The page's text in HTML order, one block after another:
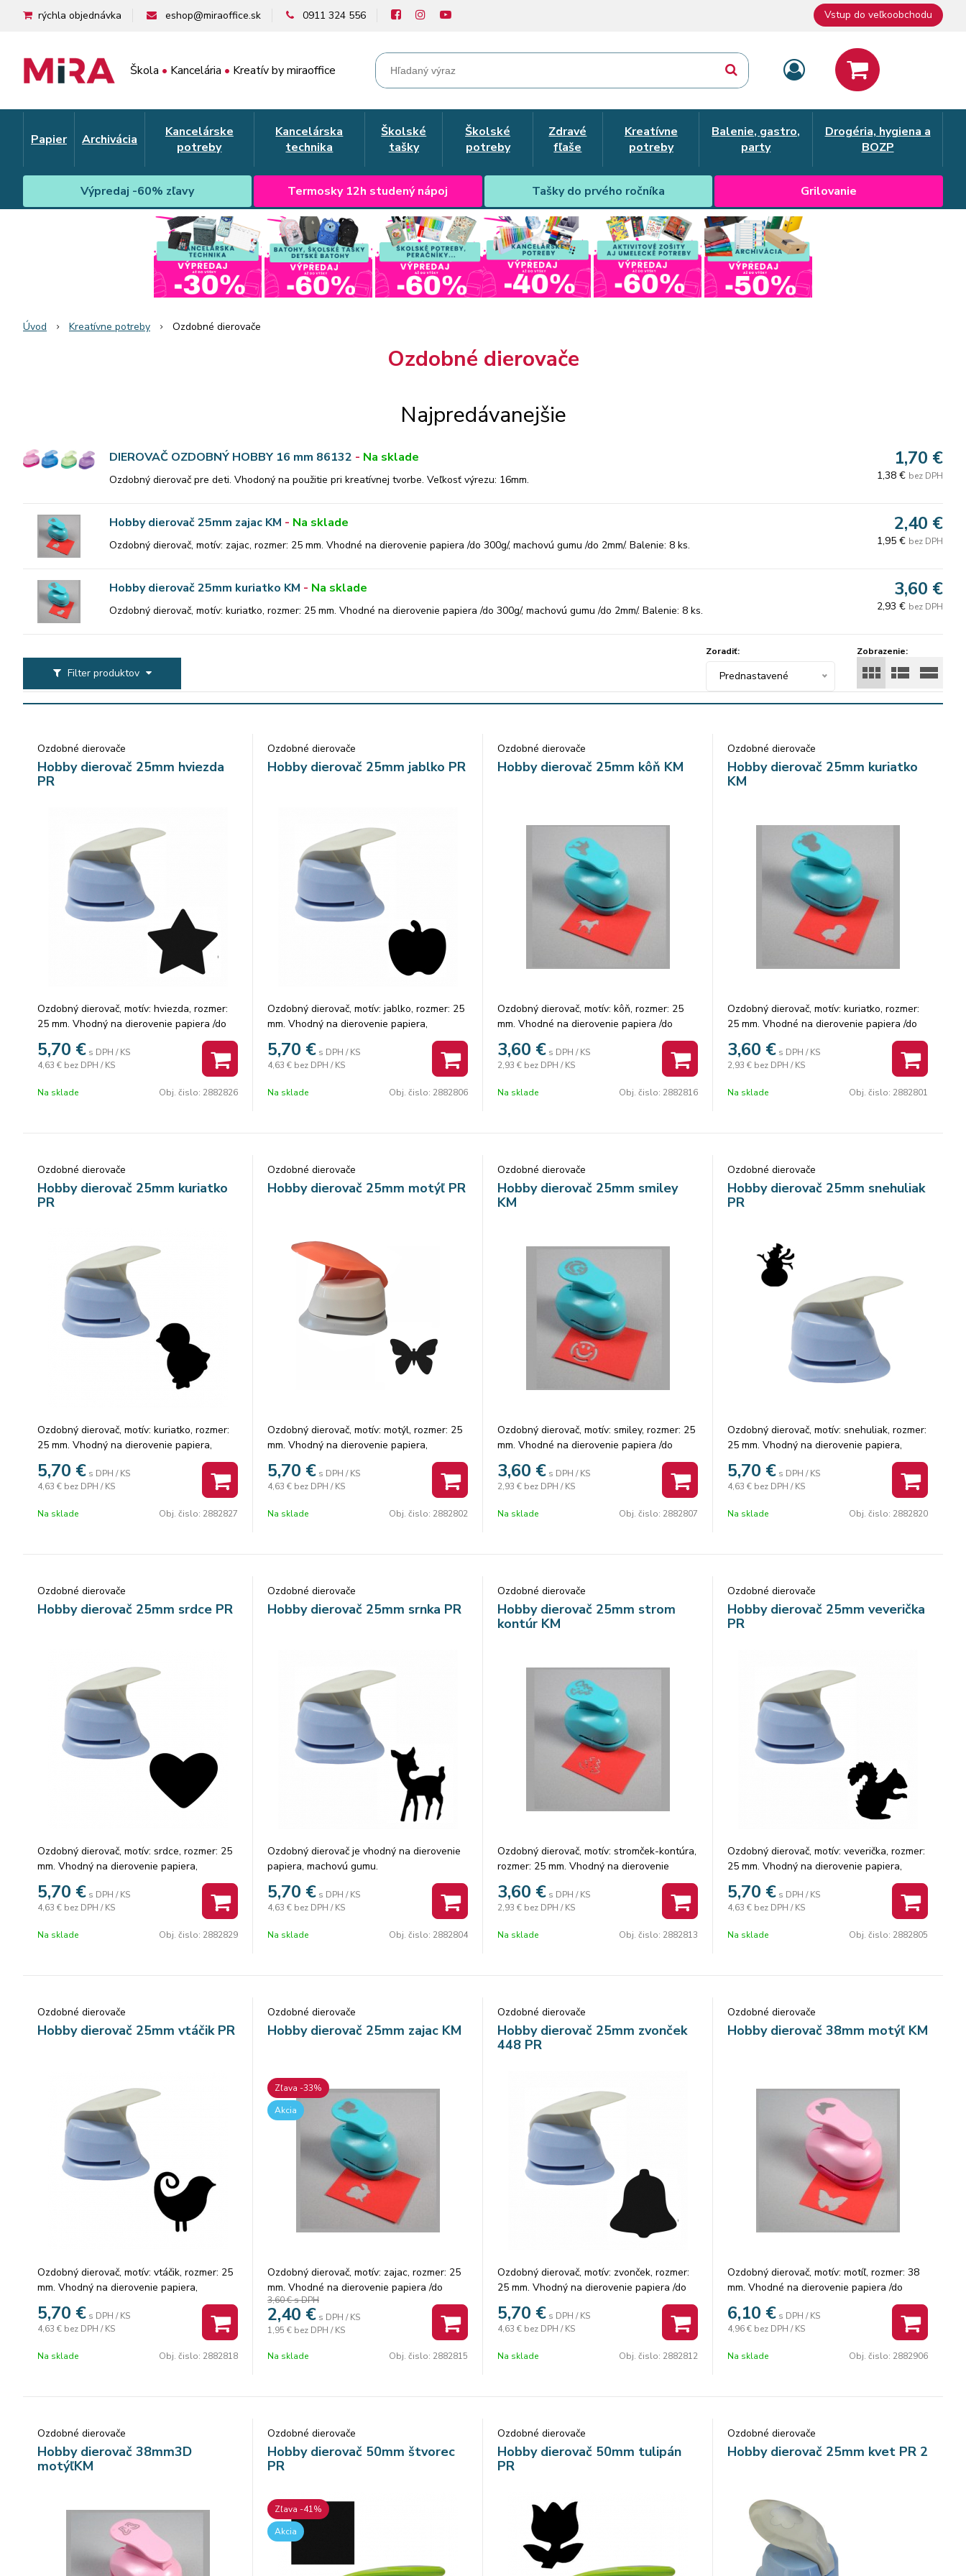
Škola • Kancelária • Kreatív by miraoffice
rýchla objednávka eshop@miraoffice.sk 0911 324 556 Vstup do veľkoobchodu
Papier Archivácia
Kancelárske
potreby
Kancelárska
technika
Školské
tašky
Školské
potreby
Zdravé
fľaše
Kreatívne
potreby
Balenie, gastro,
party
Drogéria, hygiena a
BOZP
Výpredaj -60% zľavy Termosky 12h studený nápoj Tašky do prvého ročníka Grilovanie
Úvod Kreatívne potreby Ozdobné dierovače
Ozdobné dierovače
Najpredávanejšie
DIEROVAČ OZDOBNÝ HOBBY 16 mm 86132 - Na sklade
Ozdobný dierovač pre deti. Vhodoný na použitie pri kreatívnej tvorbe. Veľkosť výrezu: 16mm.
1,70 €
1,38 € bez DPH
Hobby dierovač 25mm zajac KM - Na sklade
Ozdobný dierovač, motív: zajac, rozmer: 25 mm. Vhodné na dierovenie papiera /do 300g/, machovú gumu /do 2mm/. Balenie: 8 ks.
2,40 €
1,95 € bez DPH
Hobby dierovač 25mm kuriatko KM - Na sklade
Ozdobný dierovač, motív: kuriatko, rozmer: 25 mm. Vhodné na dierovenie papiera /do 300g/, machovú gumu /do 2mm/. Balenie: 8 ks.
3,60 €
2,93 € bez DPH
Filter produktov
Zobrazenie:
Zoradiť:
Prednastavené
Ozdobné dierovače
Hobby dierovač 25mm hviezda
PR
Ozdobný dierovač, motív: hviezda, rozmer:
25 mm. Vhodný na dierovenie papiera /do
5,70 € s DPH / KS
4,63 € bez DPH / KS
Na sklade Obj. čislo: 2882826
Ozdobné dierovače
Hobby dierovač 25mm jablko PR
Ozdobný dierovač, motív: jablko, rozmer: 25
mm. Vhodný na dierovenie papiera,
5,70 € s DPH / KS
4,63 € bez DPH / KS
Na sklade Obj. čislo: 2882806
Ozdobné dierovače
Hobby dierovač 25mm kôň KM
Ozdobný dierovač, motív: kôň, rozmer: 25
mm. Vhodné na dierovenie papiera /do
300g/, machovú gumu /do 2mm/. Balenie: 8
ks.
3,60 € s DPH / KS
2,93 € bez DPH / KS
Na sklade Obj. čislo: 2882816
Ozdobné dierovače
Hobby dierovač 25mm kuriatko
KM
Ozdobný dierovač, motív: kuriatko, rozmer:
25 mm. Vhodné na dierovenie papiera /do
300g/, machovú gumu /do 2mm/. Balenie: 8
ks.
3,60 € s DPH / KS
2,93 € bez DPH / KS
Na sklade Obj. čislo: 2882801
Ozdobné dierovače
Hobby dierovač 25mm kuriatko
PR
Ozdobný dierovač, motív: kuriatko, rozmer:
25 mm. Vhodný na dierovenie papiera,
5,70 € s DPH / KS
4,63 € bez DPH / KS
Na sklade Obj. čislo: 2882827
Ozdobné dierovače
Hobby dierovač 25mm motýľ PR
Ozdobný dierovač, motív: motýl, rozmer: 25
mm. Vhodný na dierovenie papiera,
5,70 € s DPH / KS
4,63 € bez DPH / KS
Na sklade Obj. čislo: 2882802
Ozdobné dierovače
Hobby dierovač 25mm smiley
KM
Ozdobný dierovač, motív: smiley, rozmer: 25
mm. Vhodné na dierovenie papiera /do
300g/, machovú gumu /do 2mm/. Balenie: 8
ks.
3,60 € s DPH / KS
2,93 € bez DPH / KS
Na sklade Obj. čislo: 2882807
Ozdobné dierovače
Hobby dierovač 25mm snehuliak
PR
Ozdobný dierovač, motív: snehuliak, rozmer:
25 mm. Vhodný na dierovenie papiera,
5,70 € s DPH / KS
4,63 € bez DPH / KS
Na sklade Obj. čislo: 2882820
Ozdobné dierovače
Hobby dierovač 25mm srdce PR
Ozdobný dierovač, motív: srdce, rozmer: 25
mm. Vhodný na dierovenie papiera,
5,70 € s DPH / KS
4,63 € bez DPH / KS
Na sklade Obj. čislo: 2882829
Ozdobné dierovače
Hobby dierovač 25mm srnka PR
Ozdobný dierovač je vhodný na dierovenie
papiera, machovú gumu.
5,70 € s DPH / KS
4,63 € bez DPH / KS
Na sklade Obj. čislo: 2882804
Ozdobné dierovače
Hobby dierovač 25mm strom
kontúr KM
Ozdobný dierovač, motív: stromček-kontúra,
rozmer: 25 mm. Vhodný na dierovenie
papiera /do 300g/, machovú gumu /do 2mm/.
Balenie: 8 ks.
3,60 € s DPH / KS
2,93 € bez DPH / KS
Na sklade Obj. čislo: 2882813
Ozdobné dierovače
Hobby dierovač 25mm veverička
PR
Ozdobný dierovač, motív: veverička, rozmer:
25 mm. Vhodný na dierovenie papiera,
5,70 € s DPH / KS
4,63 € bez DPH / KS
Na sklade Obj. čislo: 2882805
Ozdobné dierovače
Hobby dierovač 25mm vtáčik PR
Ozdobný dierovač, motív: vtáčik, rozmer: 25
mm. Vhodný na dierovenie papiera,
5,70 € s DPH / KS
4,63 € bez DPH / KS
Na sklade Obj. čislo: 2882818
Ozdobné dierovače
Hobby dierovač 25mm zajac KM
Zľava -33%
Akcia
Ozdobný dierovač, motív: zajac, rozmer: 25
mm. Vhodné na dierovenie papiera /do
300g/, machovú gumu /do 2mm/. Balenie: 8
ks.
3,60 €s DPH
2,40 € s DPH / KS
1,95 € bez DPH / KS
Na sklade Obj. čislo: 2882815
Ozdobné dierovače
Hobby dierovač 25mm zvonček
448 PR
Ozdobný dierovač, motív: zvonček, rozmer:
25 mm. Vhodný na dierovenie papiera /do
5,70 € s DPH / KS
4,63 € bez DPH / KS
Na sklade Obj. čislo: 2882812
Ozdobné dierovače
Hobby dierovač 38mm motýľ KM
Ozdobný dierovač, motív: motíľ, rozmer: 38
mm. Vhodné na dierovenie papiera /do
300g/, machovú gumu /do 2mm/. Balenie: 8
ks.
6,10 € s DPH / KS
4,96 € bez DPH / KS
Na sklade Obj. čislo: 2882906
Ozdobné dierovače
Hobby dierovač 38mm3D
motýľKM
Ozdobné dierovače
Hobby dierovač 50mm štvorec
PR
Zľava -41%
Akcia
Ozdobné dierovače
Hobby dierovač 50mm tulipán
PR
Ozdobné dierovače
Hobby dierovač 25mm kvet PR 2